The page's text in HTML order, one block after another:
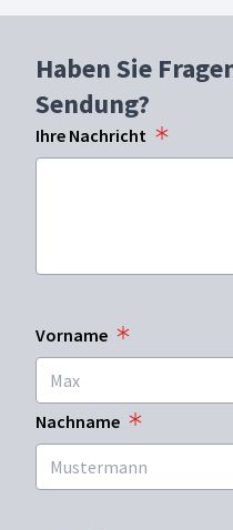
Haben Sie
Sendung?
Ihre Nachricht
Vorname
Nachname